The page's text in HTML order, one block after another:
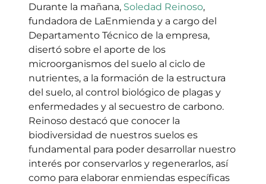
Durante la mañana, Soledad Reinoso,
fundadora de LaEnmienda y a cargo del
Departamento Técnico de la empresa,
disertó sobre el aporte de los
microorganismos del suelo al ciclo de
nutrientes, a la formación de la estructura
del suelo, al control biológico de plagas y
enfermedades y al secuestro de carbono.
Reinoso destacó que conocer la
biodiversidad de nuestros suelos es
fundamental para poder desarrollar nuestro
interés por conservarlos y regenerarlos, así
como para elaborar enmiendas específicas